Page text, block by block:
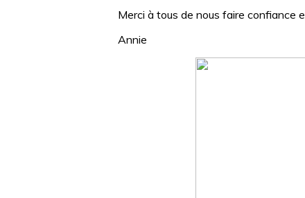
Merci à tous de nous faire confiance
Annie